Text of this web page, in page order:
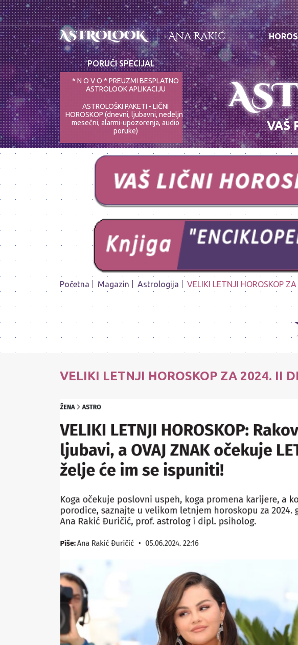
ASTROLOOK Ana Rakić
VAŠ
PORUČI SPECIJAL
* N O V O * PREUZMI BESPLATNO
ASTROLOOK APLIKACIJU
ASTROLOŠKI PAKETI - LIČNI
HOROSKOP (dnevni, ljubavni, nedeljni,
mesečni, alarmi-upozorenja, audio
poruke)
ASTRO-PSIHOLOG - NAJPRECIZNIJE
ANALIZE
Početna Magazin Astrologija VELIKI LETNJI HOROSKOP
VELIKI LETNJI HOROSKOP ZA 2024. II